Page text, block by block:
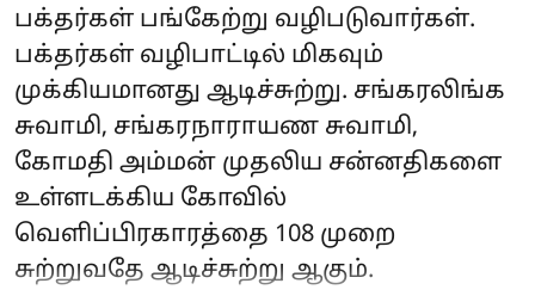
பக்தர்கள் பங்கேற்று வழிபடுவார்கள்.
பக்தர்கள் வழிபாட்டில் மிகவும்
முக்கியமானது ஆடிச்சுற்று. சங்கரலிங்க
சுவாமி, சங்கரநாராயண சுவாமி,
கோமதி அம்மன் முதலிய சன்னதிகளை
உள்ளடக்கிய கோவில்
வெளிப்பிரகாரத்தை 108 முறை
சுற்றுவதே ஆடிச்சுற்று ஆகும்.